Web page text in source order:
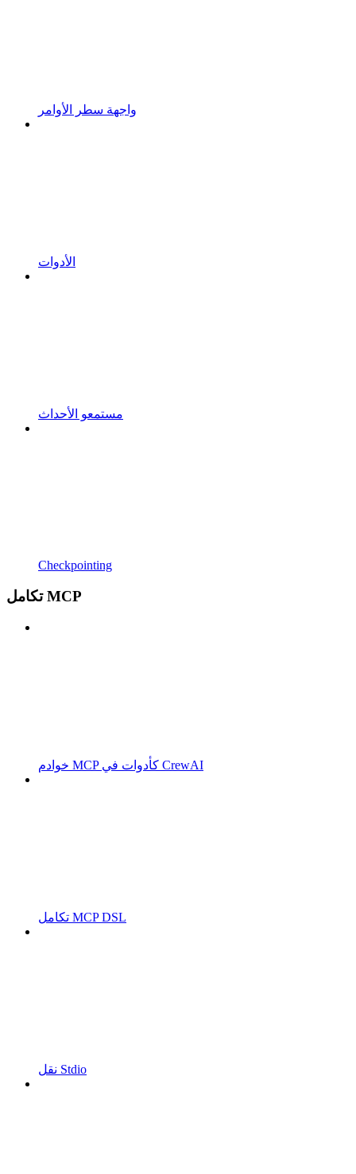
واجهة سطر الأوامر
الأدوات
مستمعو الأحداث
Checkpointing
تكامل MCP
خوادم MCP كأدوات في CrewAI
تكامل MCP DSL
نقل Stdio